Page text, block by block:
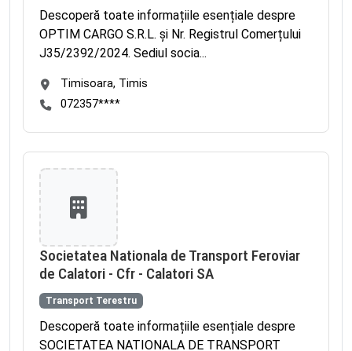
Descoperă toate informațiile esențiale despre
OPTIM CARGO S.R.L. și Nr. Registrul Comerțului
J35/2392/2024. Sediul socia...
Timisoara, Timis
072357****
Societatea Nationala de Transport Feroviar
de Calatori - Cfr - Calatori SA
Transport Terestru
Descoperă toate informațiile esențiale despre
SOCIETATEA NATIONALA DE TRANSPORT